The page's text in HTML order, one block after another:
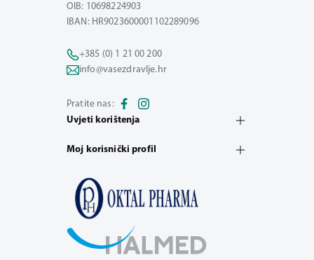
OIB: 10698224903
IBAN: HR9023600001102289096
+385 (0) 1 21 00 200
info@vasezdravlje.hr
Pratite nas:
Uvjeti korištenja
Moj korisnički profil